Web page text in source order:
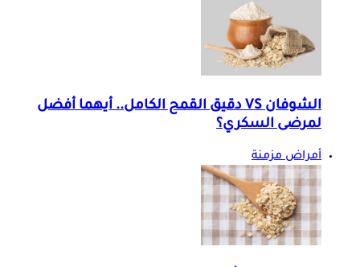
الشوفان VS دقيق القمح الكامل.. أيهما أفضل
لمرضى السكري؟
أمراض مزمنة